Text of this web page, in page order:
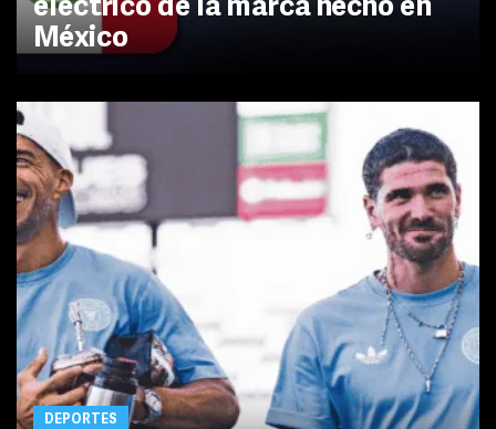
eléctrico de la marca hecho en
México
DEPORTES